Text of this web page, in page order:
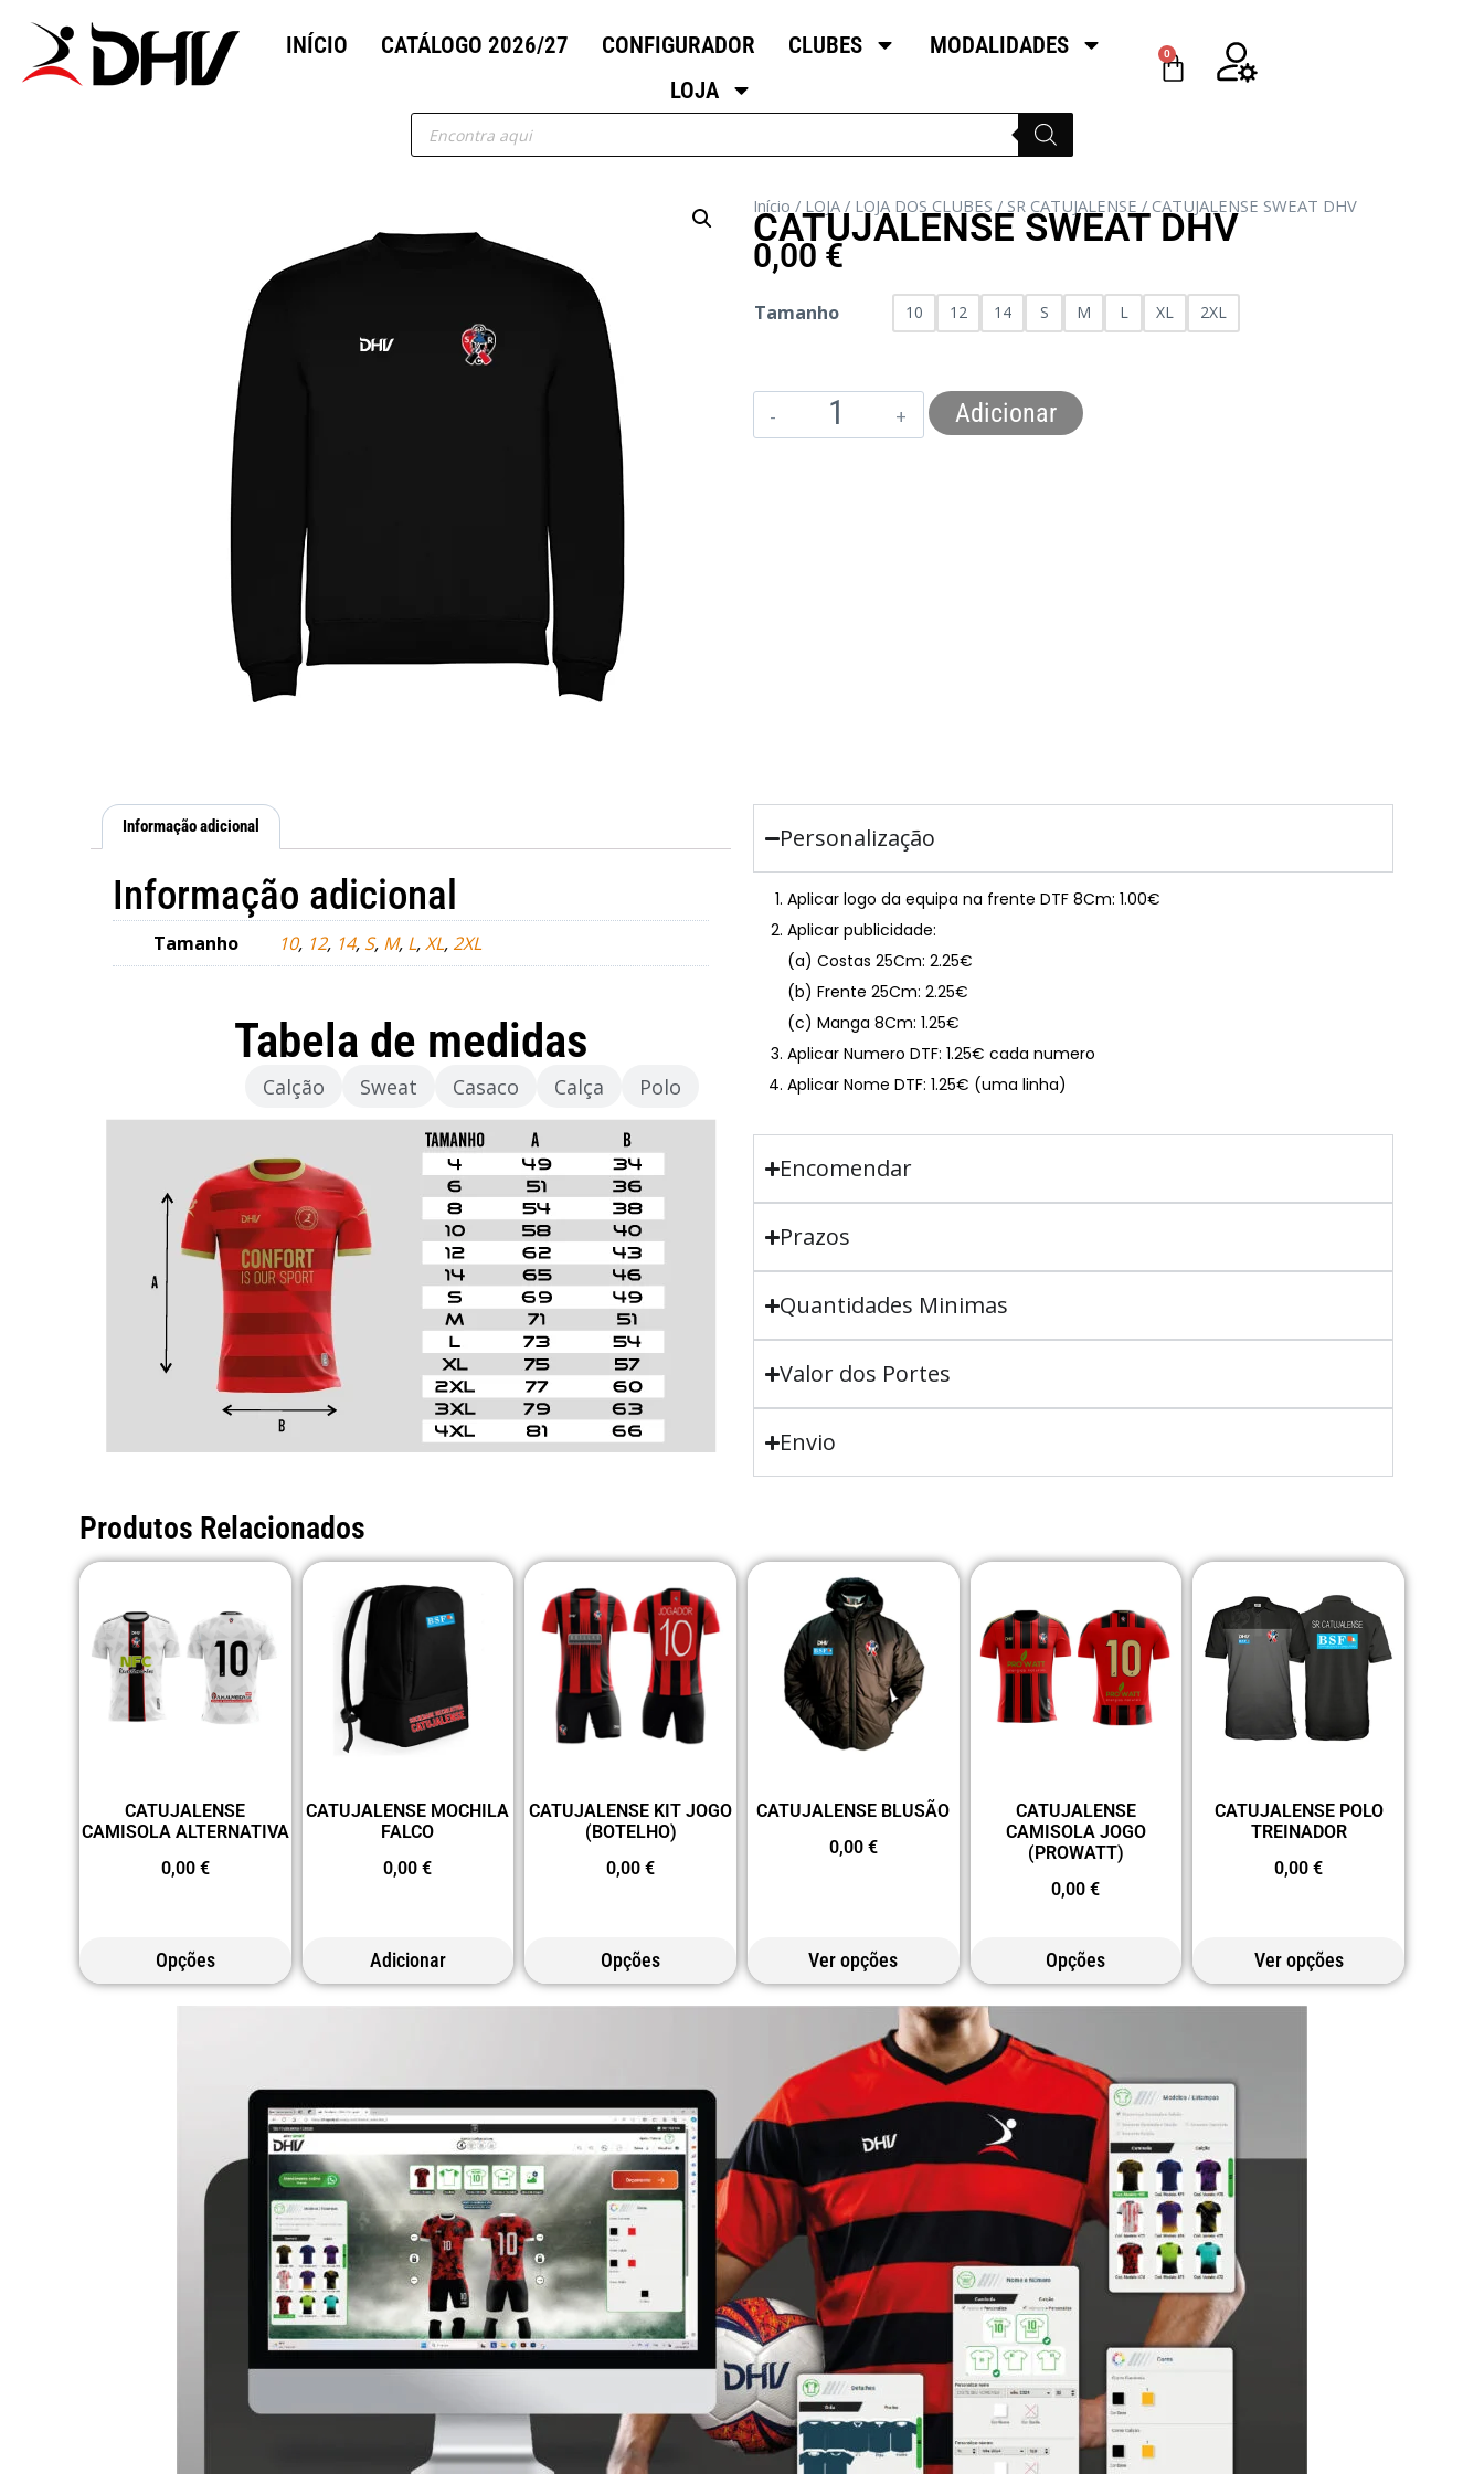
INÍCIO CATÁLOGO 2026/27 CONFIGURADOR CLUBES
MODALIDADES
LOJA
0
Início / LOJA / LOJA DOS CLUBES / SR CATUJALENSE / CATUJALENSE SWEAT DHV
CATUJALENSE SWEAT DHV
0,00 €
Tamanho 10 12 14 S M L XL 2XL
Adicionar
Informação adicional
Informação adicional
Tamanho 10, 12, 14, S, M, L,XL, 2XL
Tabela de medidas
Calção Sweat Casaco Calça Polo
Personalização
Aplicar logo da equipa na frente DTF 8Cm: 1.00€
Aplicar publicidade:
(a) Costas 25Cm: 2.25€
(b) Frente 25Cm: 2.25€
(c) Manga 8Cm: 1.25€
Aplicar Numero DTF: 1.25€ cada numero
Aplicar Nome DTF: 1.25€ (uma linha)
Encomendar
Prazos
Quantidades Minimas
Valor dos Portes
Envio
Produtos Relacionados
CATUJALENSE
CAMISOLA ALTERNATIVA
0,00 €
Opções
CATUJALENSE MOCHILA
FALCO
0,00€
Adicionar
CATUJALENSE KIT JOGO
(BOTELHO)
0,00€
Opções
CATUJALENSE BLUSÃO
0,00 €
Ver opções
CATUJALENSE
CAMISOLA JOGO
(PROWATT)
0,00€
Opções
CATUJALENSE POLO
TREINADOR
0,00€
Ver opções